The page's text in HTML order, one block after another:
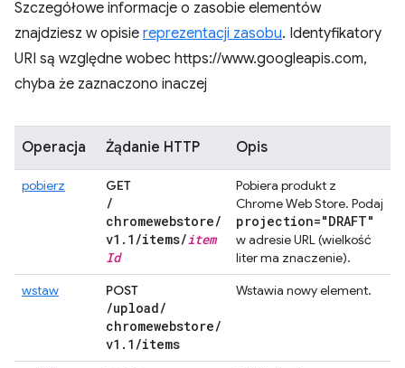
Szczegółowe informacje o zasobie elementów
znajdziesz w opisie reprezentacji zasobu. Identyfikatory
URI są względne wobec https://www.googleapis.com,
chyba że zaznaczono inaczej
Operacja Żądanie HTTP Opis
pobierz GET
/
chromewebstore/
v1 . 1 /items/item
Id
Pobiera produkt z
Chrome Web Store. Podaj
projection="DRAFT"
w adresie URL (wielkość
liter ma znaczenie).
wstaw
POST
/upload/
chromewebstore/
v1 . 1 /items
Wstawia nowy element.